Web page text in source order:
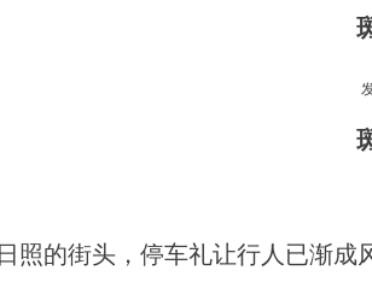
的街头，停车礼让行人已渐成